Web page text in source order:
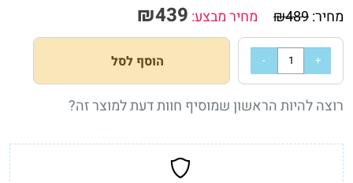
מחיר: ₪489 מחיר מבצע: ₪439
הוסף לסל
רוצה להיות הראשון שמוסיף חוות דעת למוצר זה?